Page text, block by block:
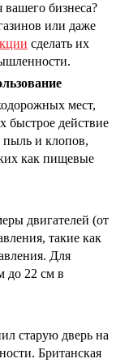
бизнеса?
или даже
сделать их
мест,
быстрое действие
и клопов,
как пищевые
двигателей (от
такие как
Для
до 22 см в
старую дверь на
Британская